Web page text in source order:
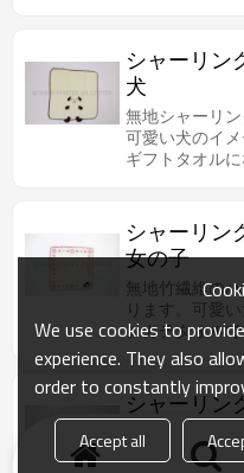
シャーリ
犬
無地シャーリ
可愛い犬のイ
ギフトタオルに
シャーリ
女の子
無地竹繊維の
ります。可愛
ンカチタオル
シャーリ
ブルー
無地シャーリ
We use cookies to
experience. They also
order to constantly
Accept all